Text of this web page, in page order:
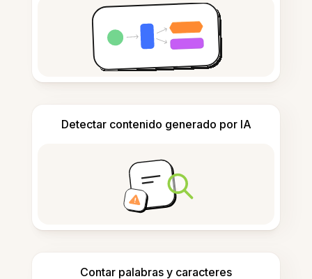
Detectar contenido generado por IA
Contar palabras y caracteres